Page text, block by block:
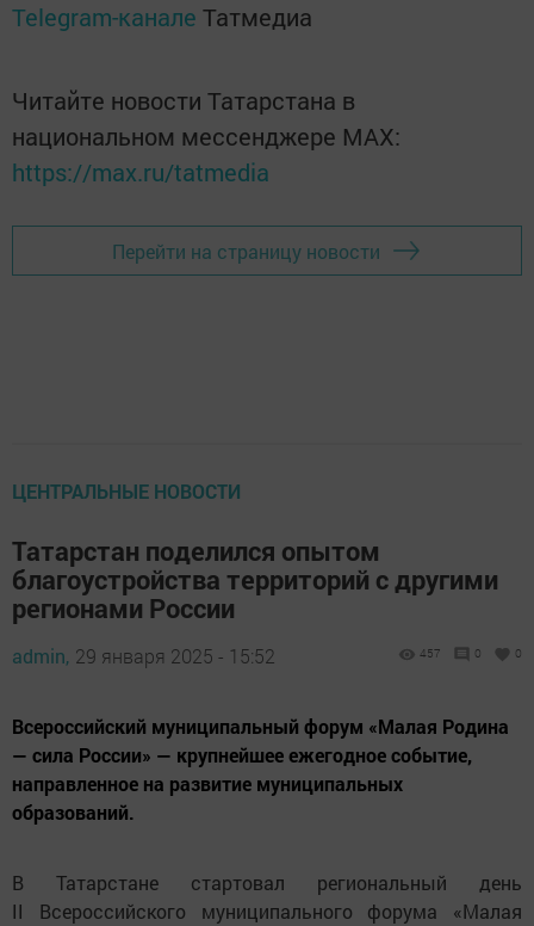
Telegram-канале Татмедиа
Читайте новости Татарстана в
национальном мессенджере MАХ:
https://max.ru/tatmedia
Перейти на страницу новости
ЦЕНТРАЛЬНЫЕ НОВОСТИ
Татарстан поделился опытом
благоустройства территорий с другими
регионами России
admin, 29 января 2025 - 15:52 457 0 0
Всероссийский муниципальный форум «Малая Родина
— сила России» — крупнейшее ежегодное событие,
направленное на развитие муниципальных
образований.
В Татарстане стартовал региональный день
II Всероссийского муниципального форума «Малая